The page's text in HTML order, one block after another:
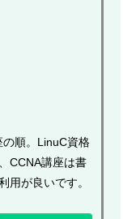
順。LinuC資格
CCNA講座は書
用が良いです。